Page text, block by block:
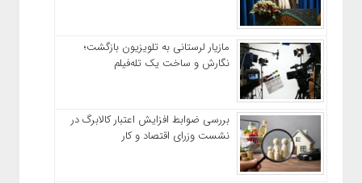
مازیار لرستانی به تلویزیون بازگشت؛
نگارش و ساخت یک تله‌فیلم
بررسی ضوابط افزایش اعتبار کالابرگ در
نشست وزرای اقتصاد و کار